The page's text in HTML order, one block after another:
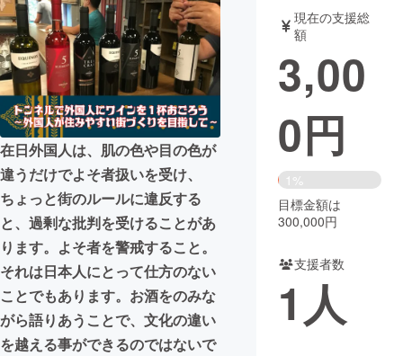
テクノロジー・ガジェット
映像・映画 書籍・雑誌
ビジネス・起業 チャレンジ
まちづくり・地域活性化
CAMPFIRE for Social Good
CAMPFIRE Creation
CAMPFIREふるさと納税
コミュニティ
在日外国人は、肌の色や目の色が
違うだけでよそ者扱いを受け、
ちょっと街のルールに違反する
と、過剰な批判を受けることがあ
ります。よそ者を警戒すること。
それは日本人にとって仕方のない
ことでもあります。お酒をのみな
がら語りあうことで、文化の違い
を越える事ができるのではないで
現在の支援総
額
3,00
0円
1%
目標金額は
300,000円
支援者数
1人